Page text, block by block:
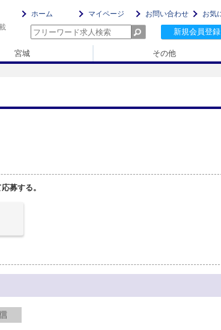
ホーム マイページ お問い合わせ お気
新規会員登録
宮城 その他
募する。